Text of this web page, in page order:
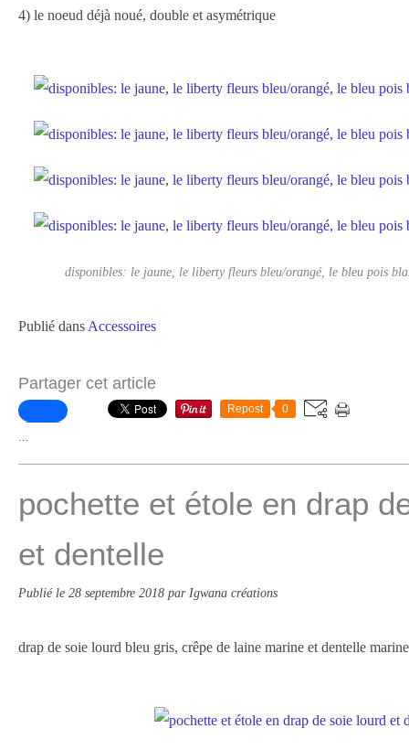
4) le noeud déjà noué, double et asymétrique
disponibles: le jaune, le liberty fleurs bleu/orangé, le bleu pois
Publié dans Accessoires
Partager cet article
Repost 0
pochette et étole en drap
et dentelle
Publié le 28 septembre 2018 par Igwana créations
drap de soie lourd bleu gris, crêpe de laine marine et dentelle